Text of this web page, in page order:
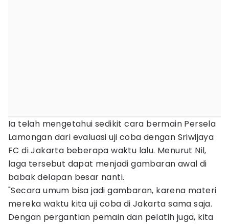
Ia telah mengetahui sedikit cara bermain Persela
Lamongan dari evaluasi uji coba dengan Sriwijaya
FC di Jakarta beberapa waktu lalu. Menurut Nil,
laga tersebut dapat menjadi gambaran awal di
babak delapan besar nanti.
"Secara umum bisa jadi gambaran, karena materi
mereka waktu kita uji coba di Jakarta sama saja.
Dengan pergantian pemain dan pelatih juga, kita